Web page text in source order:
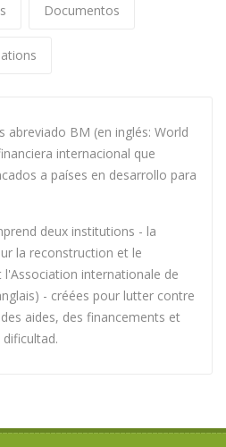
Documentos
abreviado BM (en inglés: World
internacional que
a países en desarrollo para
deux institutions - la
la reconstruction et le
internationale de
- créées pour lutter contre
aides, des financements et